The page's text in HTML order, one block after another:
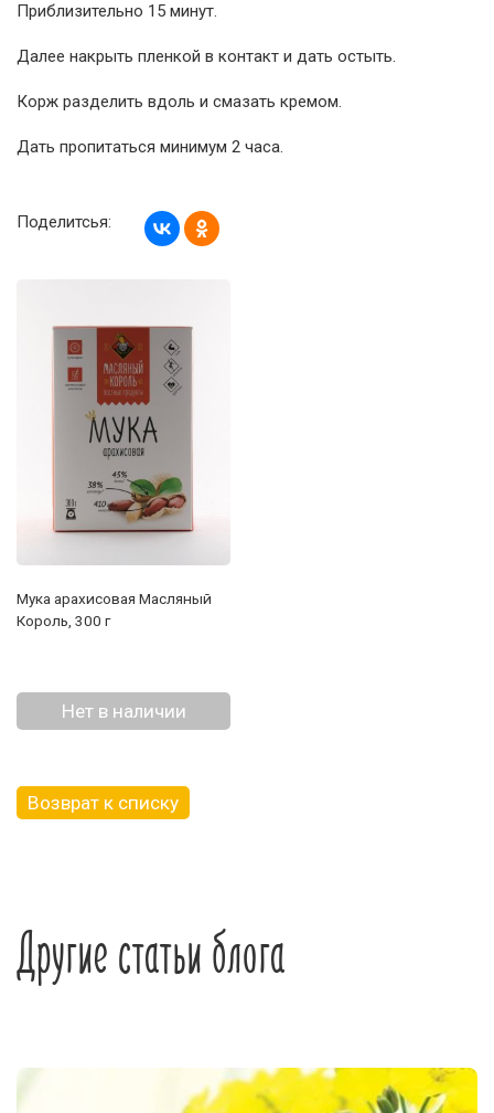
Приблизительно 15 минут.
Далее накрыть пленкой в контакт и дать остыть.
Корж разделить вдоль и смазать кремом.
Дать пропитаться минимум 2 часа.
Поделитсья:
Мука арахисовая Масляный
Король, 300 г
Нет в наличии
Возврат к списку
Другие статьи блога